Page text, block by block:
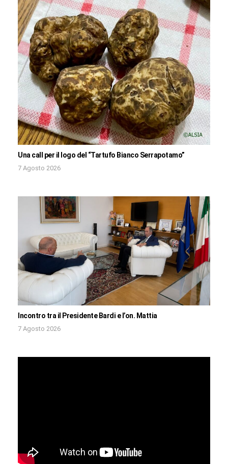
Una call per il logo del “Tartufo Bianco Serrapotamo”
7 Agosto 2026
Incontro tra il Presidente Bardi e l’on. Mattia
7 Agosto 2026